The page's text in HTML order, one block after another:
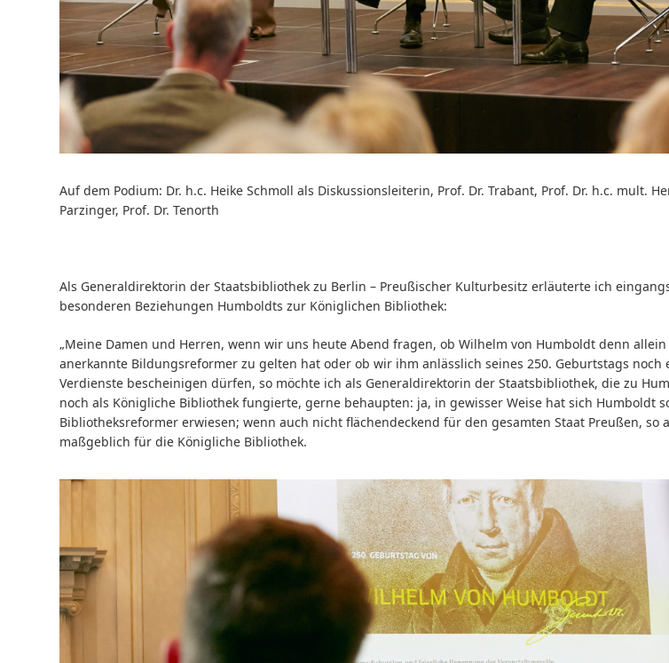
Auf dem Podium: Dr. h.c. Heike Schmoll als Diskussionsleiterin, Prof. Dr. Trabant, Prof. Dr. h.c. mult.
Parzinger, Prof. Dr. Tenorth
Als Generaldirektorin der Staatsbibliothek zu Berlin – Preußischer Kulturbesitz erläuterte ich
besonderen Beziehungen Humboldts zur Königlichen Bibliothek:
„Meine Damen und Herren, wenn wir uns heute Abend fragen, ob Wilhelm von Humboldt denn
anerkannte Bildungsreformer zu gelten hat oder ob wir ihm anlässlich seines 250. Geburtstags noch
Verdienste bescheinigen dürfen, so möchte ich als Generaldirektorin der Staatsbibliothek, die zu
noch als Königliche Bibliothek fungierte, gerne behaupten: ja, in gewisser Weise hat sich Humboldt
Bibliotheksreformer erwiesen; wenn auch nicht flächendeckend für den gesamten Staat Preußen, so
maßgeblich für die Königliche Bibliothek.